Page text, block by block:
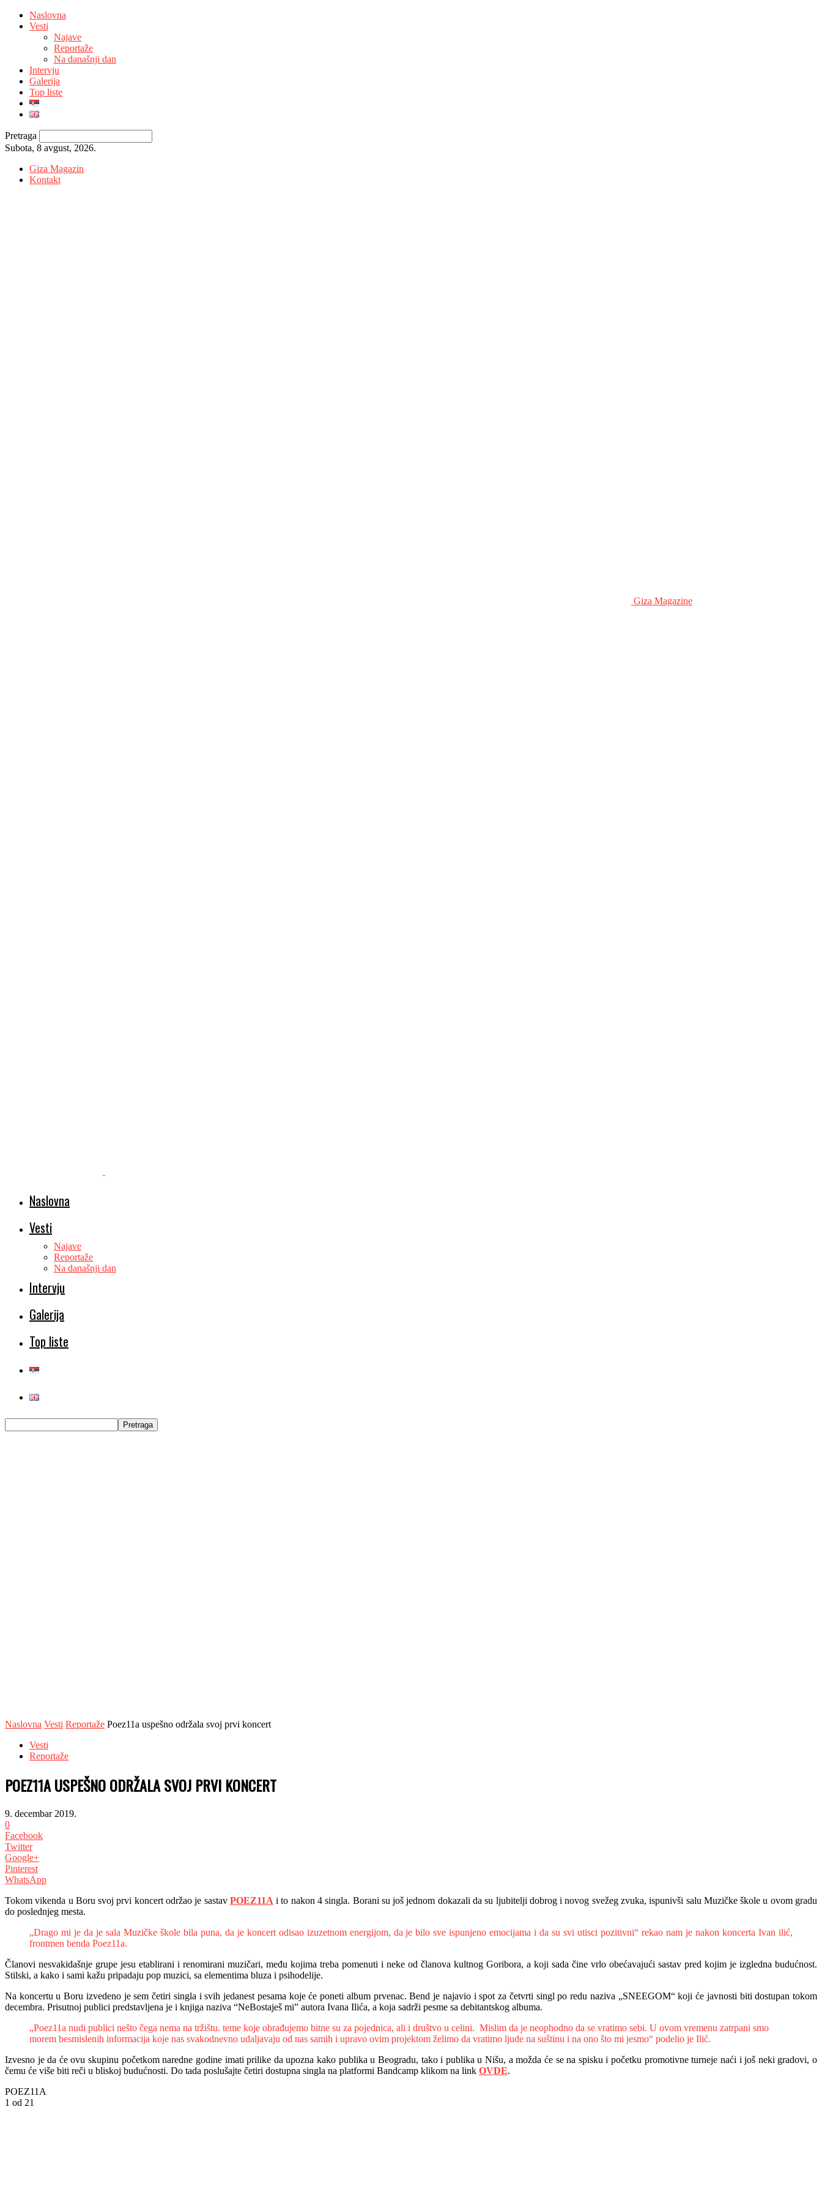
Naslovna
Vesti
Najave
Reportaže
Na današnji dan
Intervju
Galerija
Top liste
Pretraga
Subota, 8 avgust, 2026.
Giza Magazin
Kontakt
Giza Magazine
Naslovna
Vesti
Najave
Reportaže
Na današnji dan
Intervju
Galerija
Top liste
Naslovna Vesti Reportaže Poez11a uspešno održala svoj prvi koncert
Vesti
Reportaže
POEZ11A USPEŠNO ODRŽALA SVOJ PRVI KONCERT
9. decembar 2019.
0
Facebook
Twitter
Google+
Pinterest
WhatsApp
Tokom vikenda u Boru svoj prvi koncert održao je sastav POEZ11A i to nakon 4 singla. Borani su još jednom dokazali da su ljubitelji dobrog i novog svežeg zvuka, ispunivši salu Muzičke škole u ovom gradu
do poslednjeg mesta.
„Drago mi je da je sala Muzičke škole bila puna, da je koncert odisao izuzetnom energijom, da je bilo sve ispunjeno emocijama i da su svi utisci pozitivni“ rekao nam je nakon koncerta Ivan ilić,
frontmen benda Poez11a.
Članovi nesvakidašnje grupe jesu etablirani i renomirani muzičari, među kojima treba pomenuti i neke od članova kultnog Goribora, a koji sada čine vrlo obećavajući sastav pred kojim je izgledna budućnost.
Stilski, a kako i sami kažu pripadaju pop muzici, sa elementima bluza i psihodelije.
Na koncertu u Boru izvedeno je sem četiri singla i svih jedanest pesama koje će poneti album prvenac. Bend je najavio i spot za četvrti singl po redu naziva „SNEEGOM“ koji će javnosti biti dostupan tokom
decembra. Prisutnoj publici predstavljena je i knjiga naziva “NeBostaješ mi” autora Ivana Ilića, a koja sadrži pesme sa debitantskog albuma.
„Poez11a nudi publici nešto čega nema na tržištu. teme koje obrađujemo bitne su za pojednica, ali i društvo u celini. Mislim da je neophodno da se vratimo sebi. U ovom vremenu zatrpani smo
morem besmislenih informacija koje nas svakodnevno udaljavaju od nas samih i upravo ovim projektom želimo da vratimo ljude na suštinu i na ono što mi jesmo“ podelio je Ilić.
Izvesno je da će ovu skupinu početkom naredne godine imati prilike da upozna kako publika u Beogradu, tako i publika u Nišu, a možda će se na spisku i početku promotivne turneje naći i još neki gradovi, o
čemu će više biti reči u bliskoj budućnosti. Do tada poslušajte četiri dostupna singla na platformi Bandcamp klikom na link OVDE.
POEZ11A
1 od 21